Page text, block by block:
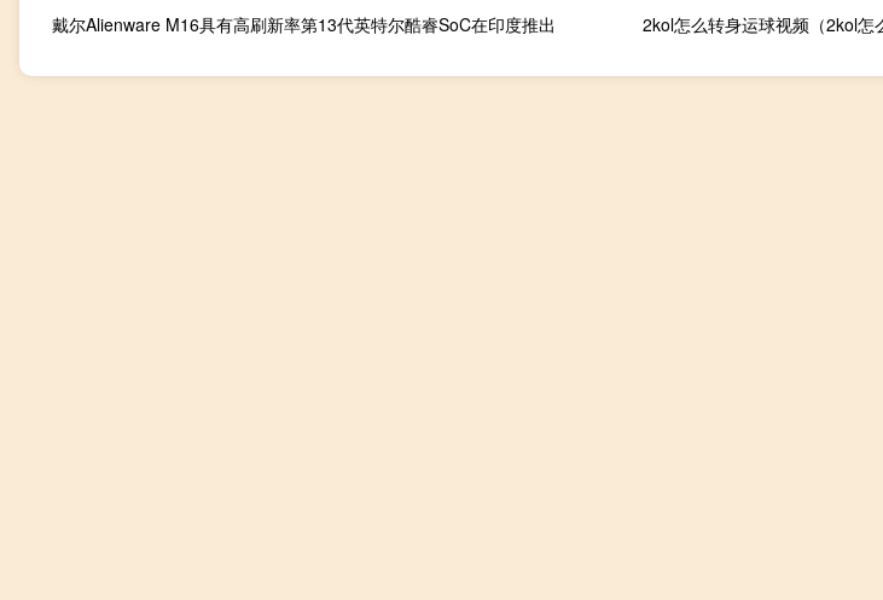
戴尔Alienware M16具有高刷新率第13代英特尔酷睿SoC在印度推出
2kol怎么转身运球视频（2kol怎